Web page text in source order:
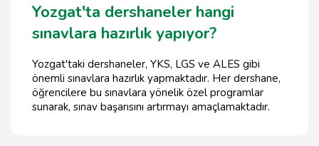
Yozgat'ta dershaneler hangi
sınavlara hazırlık yapıyor?
Yozgat'taki dershaneler, YKS, LGS ve ALES gibi
önemli sınavlara hazırlık yapmaktadır. Her dershane,
öğrencilere bu sınavlara yönelik özel programlar
sunarak, sınav başarısını artırmayı amaçlamaktadır.